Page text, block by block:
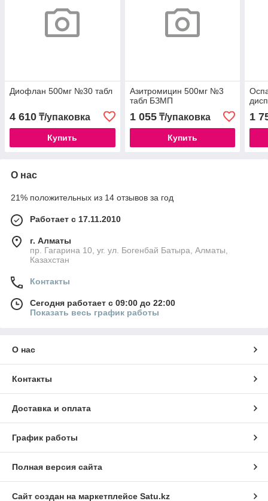
Диофлан 500мг №30 табл
4 610 ₸/упаковка
Купить
Азитромицин 500мг №3
табл БЗМП
1 055₸/упаковка
Купить
1
О нас
21% положительных из 14 отзывов за год
Работает с 17.11.2010
г. Алматы
пр. Гагарина 10, уг. ул. Богенбай Батыра, Алматы,
Казахстан
Контакты
Сегодня работает с 09:00 до 22:00
Показать весь график работы
О нас
Контакты
Доставка и оплата
График работы
Полная версия сайта
Сайт создан на маркетплейсе Satu.kz